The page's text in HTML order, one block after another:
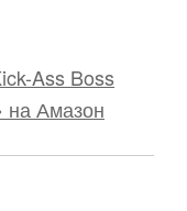
Ass Boss
на Амазон